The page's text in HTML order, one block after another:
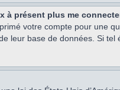
à présent plus me
votre compte pour une
leur base de données. Si